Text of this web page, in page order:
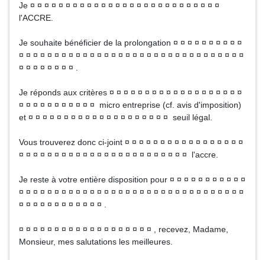
Je ¤ ¤ ¤ ¤ ¤ ¤ ¤ ¤ ¤ ¤ ¤ ¤ ¤ ¤ ¤ ¤ ¤ ¤ ¤ ¤ ¤ ¤ ¤ ¤ ¤ ¤ ¤
l'ACCRE.
Je souhaite bénéficier de la prolongation ¤ ¤ ¤ ¤ ¤ ¤ ¤ ¤ ¤ ¤
¤ ¤ ¤ ¤ ¤ ¤ ¤ ¤ ¤ ¤ ¤ ¤ ¤ ¤ ¤ ¤ ¤ ¤ ¤ ¤ ¤ ¤ ¤ ¤ ¤ ¤ ¤ ¤ ¤ ¤ ¤ ¤
¤ ¤ ¤ ¤ ¤ ¤ ¤ ¤ .
Je réponds aux critères ¤ ¤ ¤ ¤ ¤ ¤ ¤ ¤ ¤ ¤ ¤ ¤ ¤ ¤ ¤ ¤ ¤ ¤ ¤
¤ ¤ ¤ ¤ ¤ ¤ ¤ ¤ ¤ ¤ ¤ micro entreprise (cf. avis d'imposition)
et ¤ ¤ ¤ ¤ ¤ ¤ ¤ ¤ ¤ ¤ ¤ ¤ ¤ ¤ ¤ ¤ ¤ ¤ ¤ ¤ seuil légal.
Vous trouverez donc ci-joint ¤ ¤ ¤ ¤ ¤ ¤ ¤ ¤ ¤ ¤ ¤ ¤ ¤ ¤ ¤ ¤ ¤
¤ ¤ ¤ ¤ ¤ ¤ ¤ ¤ ¤ ¤ ¤ ¤ ¤ ¤ ¤ ¤ ¤ ¤ ¤ ¤ ¤ ¤ ¤ ¤ l'accre.
Je reste à votre entière disposition pour ¤ ¤ ¤ ¤ ¤ ¤ ¤ ¤ ¤ ¤ ¤
¤ ¤ ¤ ¤ ¤ ¤ ¤ ¤ ¤ ¤ ¤ ¤ ¤ ¤ ¤ ¤ ¤ ¤ ¤ ¤ ¤ ¤ ¤ ¤ ¤ ¤ ¤ ¤ ¤ ¤ ¤ ¤
¤ ¤ ¤ ¤ ¤ ¤ ¤ ¤ ¤ ¤ ¤ ¤ .
¤ ¤ ¤ ¤ ¤ ¤ ¤ ¤ ¤ ¤ ¤ ¤ ¤ ¤ ¤ ¤ ¤ ¤ ¤ , recevez, Madame,
Monsieur, mes salutations les meilleures.